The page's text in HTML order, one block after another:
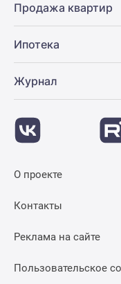
Продажа квартир
Ипотека
Журнал
О проекте
Контакты
Реклама на сайте
Пользовательское